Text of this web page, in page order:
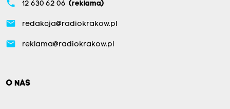
phone 12 630 62 06 (reklama)
email redakcja@radiokrakow.pl
email reklama@radiokrakow.pl
O NAS